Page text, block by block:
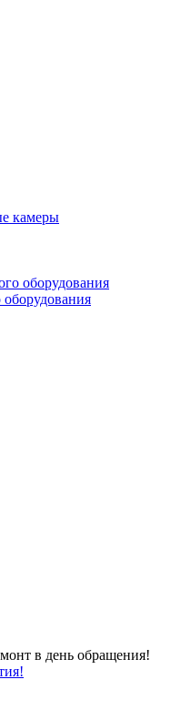
камеры
оборудования
в день обращения!